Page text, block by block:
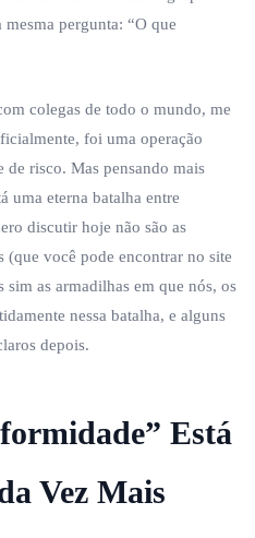
pergunta: “O que
colegas de todo o mundo, me
foi uma operação
risco. Mas pensando mais
uma eterna batalha entre
discutir hoje não são as
(que você pode encontrar no site
as armadilhas em que nós, os
nessa batalha, e alguns
depois.
Está
Vez Mais